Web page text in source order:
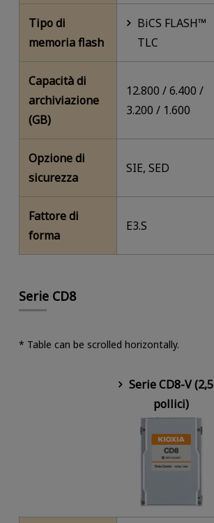
Tipo di
memoria flash
BiCS FLASH™
TLC
Capacità di
archiviazione
(GB)
12.800 / 6.400 /
3.200 / 1.600
Opzione di
sicurezza
SIE, SED
Fattore di
forma
E3.S
Serie CD8
* Table can be scrolled horizontally.
Serie CD8-V (2,5
pollici)